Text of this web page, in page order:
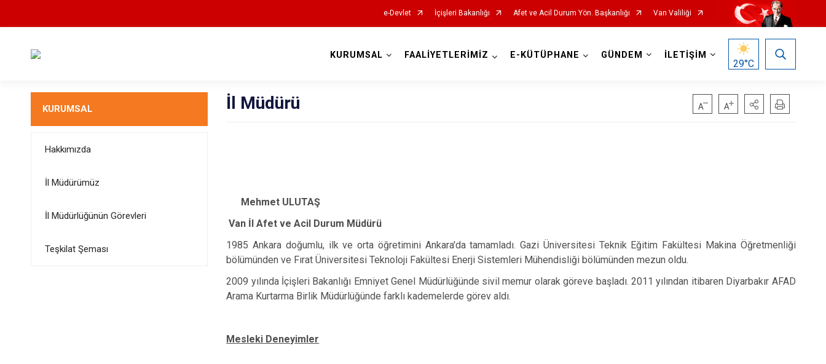
e-Devlet İçişleri Bakanlığı Afet ve Acil Durum Yön. Başkanlığı Van Valiliği
KURUMSAL FAALİYETLERİMİZ E-KÜTÜPHANE GÜNDEM İLETİŞİM
29°C
KURUMSAL
Hakkımızda
İl Müdürümüz
İl Müdürlüğünün Görevleri
Teşkilat Şeması
İl Müdürü
Mehmet ULUTAŞ
Van İl Afet ve Acil Durum Müdürü
1985 Ankara doğumlu, ilk ve orta öğretimini Ankara'da tamamladı. Gazi Üniversitesi Teknik Eğitim Fakültesi Makina Öğretmenliği
bölümünden ve Fırat Üniversitesi Teknoloji Fakültesi Enerji Sistemleri Mühendisliği bölümünden mezun oldu.
2009 yılında İçişleri Bakanlığı Emniyet Genel Müdürlüğünde sivil memur olarak göreve başladı. 2011 yılından itibaren Diyarbakır AFAD
Arama Kurtarma Birlik Müdürlüğünde farklı kademelerde görev aldı.
Mesleki Deneyimler